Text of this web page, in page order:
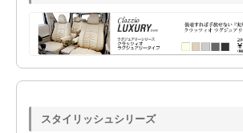
スタイリッシュシリーズ